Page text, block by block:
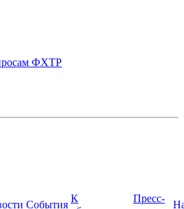
ФХТР
События
К
Пресс-